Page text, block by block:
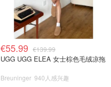
€55.99 €139.99
UGG UGG ELEA 女士棕色毛绒凉拖
Breuninger 940人感兴趣